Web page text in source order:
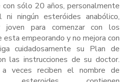
sólo 20 años, personalmente
ningún esteróides anabólico,
para comenzar con los
empeorando y no mejora con
cuidadosamente su Plan de
las instrucciones de su doctor.
veces reciben el nombre de